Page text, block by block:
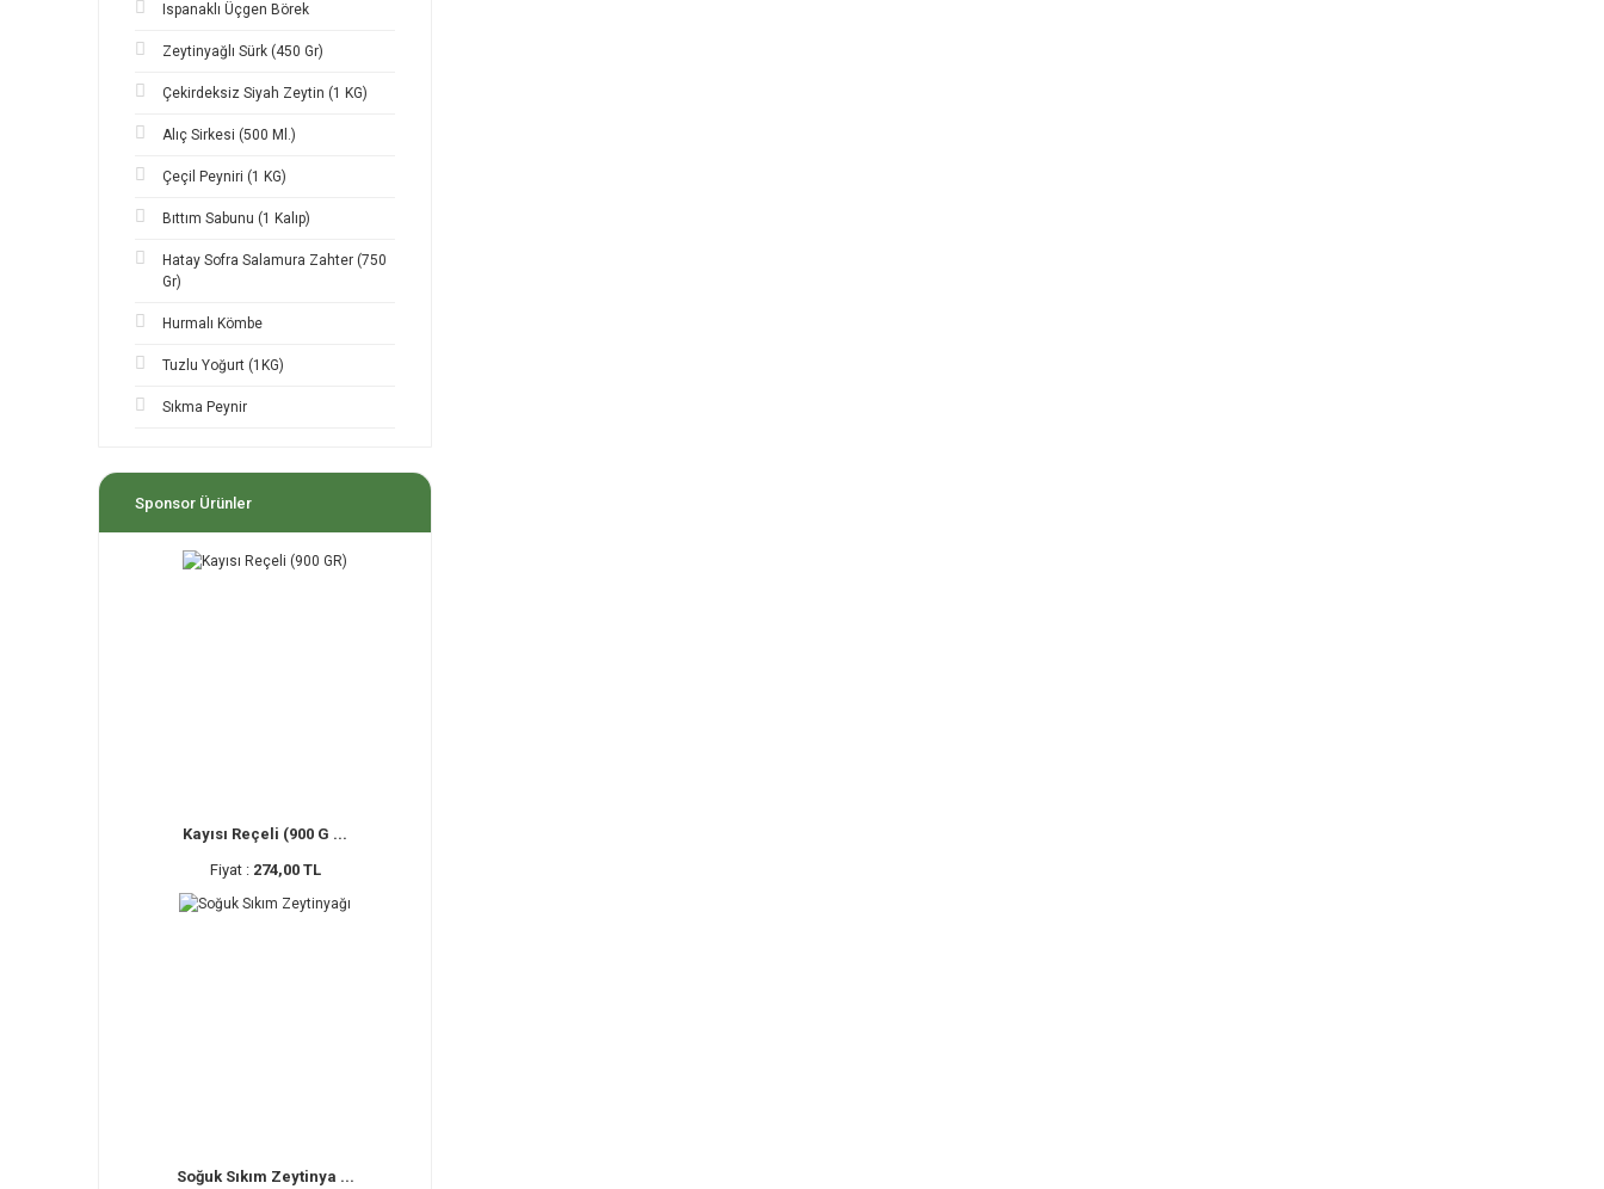
Ispanaklı Üçgen Börek
Zeytinyağlı Sürk (450 Gr)
Çekirdeksiz Siyah Zeytin (1 KG)
Alıç Sirkesi (500 Ml.)
Çeçil Peyniri (1 KG)
Bıttım Sabunu (1 Kalıp)
Hatay Sofra Salamura Zahter (750
Gr)
Hurmalı Kömbe
Tuzlu Yoğurt (1KG)
Sıkma Peynir
Sponsor Ürünler
Kayısı Reçeli (900 G ...
Fiyat : 274,00 TL
Soğuk Sıkım Zeytinya ...